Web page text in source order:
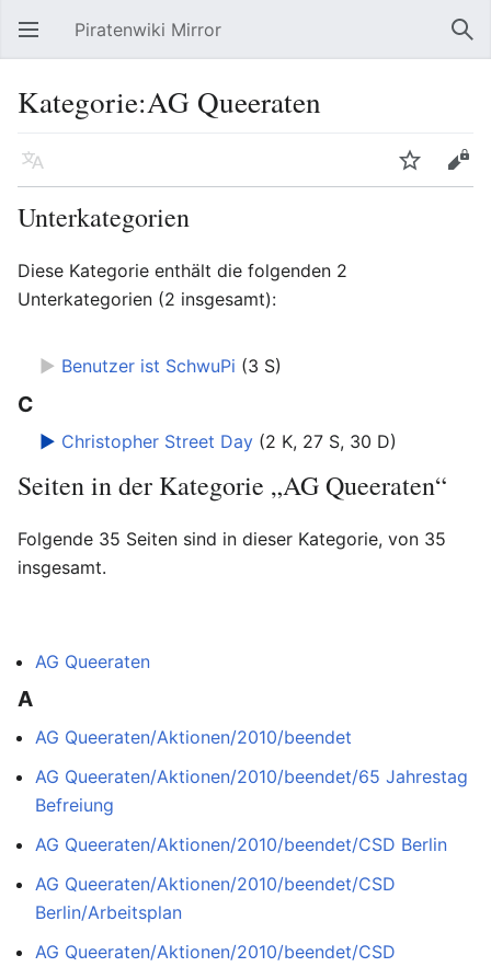
Hauptmenü öffnen Piratenwiki Mirror
Kategorie:AG Queeraten
Sprache Beobachten Bearbeiten
Unterkategorien
Diese Kategorie enthält die folgenden 2
Unterkategorien (2 insgesamt):
► Benutzer ist SchwuPi (3 S)
C
► Christopher Street Day (2 K, 27 S, 30 D)
Seiten in der Kategorie „AG Queeraten“
Folgende 35 Seiten sind in dieser Kategorie, von 35
insgesamt.
AG Queeraten
A
AG Queeraten/Aktionen/2010/beendet
AG Queeraten/Aktionen/2010/beendet/65 Jahrestag
Befreiung
AG Queeraten/Aktionen/2010/beendet/CSD Berlin
AG Queeraten/Aktionen/2010/beendet/CSD
Berlin/Arbeitsplan
AG Queeraten/Aktionen/2010/beendet/CSD